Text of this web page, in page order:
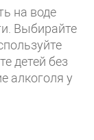
на воде
Выбирайте
детей без
алкоголя у